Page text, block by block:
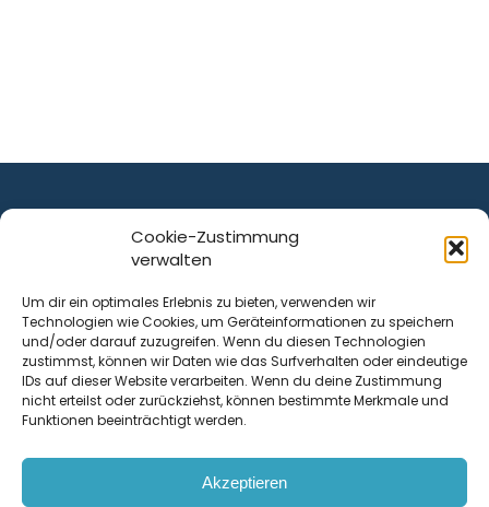
Cookie-Zustimmung
verwalten
Um dir ein optimales Erlebnis zu bieten, verwenden wir
Technologien wie Cookies, um Geräteinformationen zu speichern
und/oder darauf zuzugreifen. Wenn du diesen Technologien
zustimmst, können wir Daten wie das Surfverhalten oder eindeutige
IDs auf dieser Website verarbeiten. Wenn du deine Zustimmung
nicht erteilst oder zurückziehst, können bestimmte Merkmale und
Funktionen beeinträchtigt werden.
Akzeptieren
ist ein Service von
Krenn Real GmbH
Tischlerstraße 12
4050Traun| Österreich
Kontakt